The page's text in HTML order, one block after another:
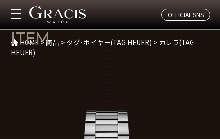
OFFICIAL SNS
商品(カレラ(TAG HEUER))
ITEM
HOME>商品 > タグ・ホイヤー(TAG HEUER) > カレラ(TAG
HEUER)